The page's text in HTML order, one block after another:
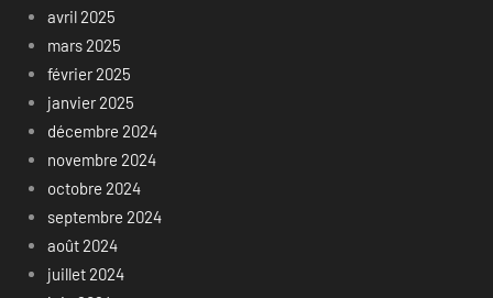
avril 2025
mars 2025
février 2025
janvier 2025
décembre 2024
novembre 2024
octobre 2024
septembre 2024
août 2024
juillet 2024